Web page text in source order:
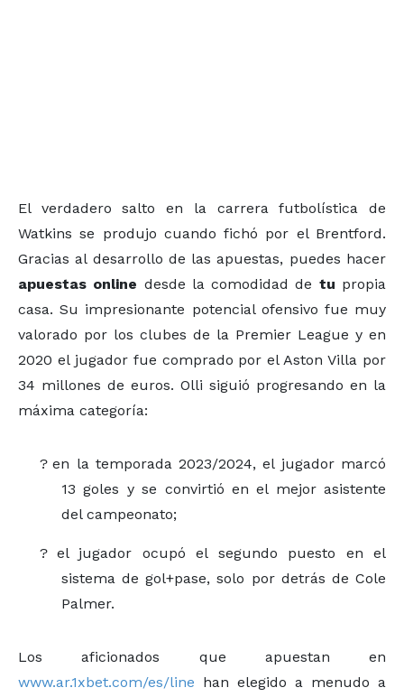
El verdadero salto en la carrera futbolística de
Watkins se produjo cuando fichó por el Brentford.
Gracias al desarrollo de las apuestas, puedes hacer
apuestas online desde la comodidad de tu propia
casa. Su impresionante potencial ofensivo fue muy
valorado por los clubes de la Premier League y en
2020 el jugador fue comprado por el Aston Villa por
34 millones de euros. Olli siguió progresando en la
máxima categoría:
? en la temporada 2023/2024, el jugador marcó
13 goles y se convirtió en el mejor asistente
del campeonato;
? el jugador ocupó el segundo puesto en el
sistema de gol+pase, solo por detrás de Cole
Palmer.
Los aficionados que apuestan en
www.ar.1xbet.com/es/line han elegido a menudo a